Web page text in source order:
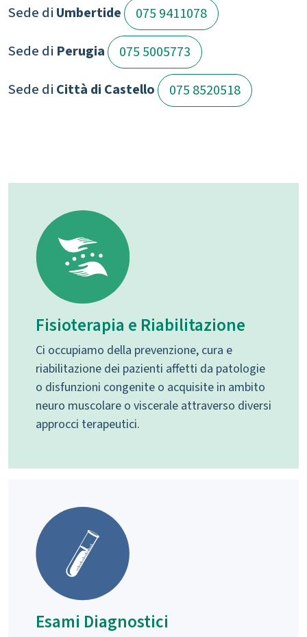
Sede di Umbertide
075 9411078
Sede di Perugia
075 5005773
Sede di Città di Castello 075 8520518
Fisioterapia e Riabilitazione
Ci occupiamo della prevenzione, cura e
riabilitazione dei pazienti affetti da patologie
o disfunzioni congenite o acquisite in ambito
neuro muscolare o viscerale attraverso diversi
approcci terapeutici.
Esami Diagnostici